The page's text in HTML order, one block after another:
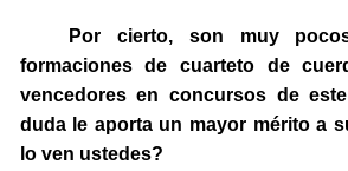
Por cierto, son muy
formaciones de cuarteto de
vencedores en concursos de
duda le aporta un mayor mérito a
lo ven ustedes?